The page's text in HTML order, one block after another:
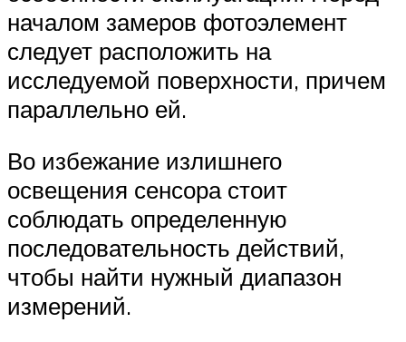
началом замеров фотоэлемент
следует расположить на
исследуемой поверхности, причем
параллельно ей.
Во избежание излишнего
освещения сенсора стоит
соблюдать определенную
последовательность действий,
чтобы найти нужный диапазон
измерений.